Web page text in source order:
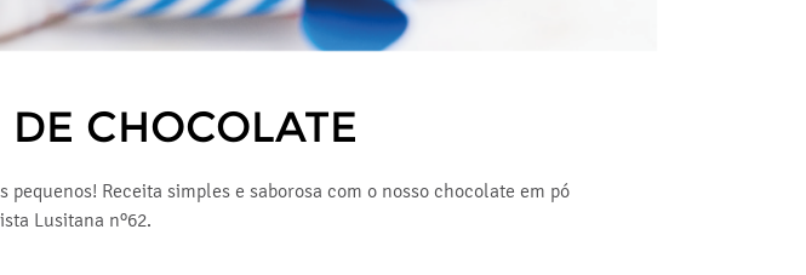
CHOCOLATE
pequenos! Receita simples e saborosa com o nosso chocolate em pó
Lusitana nº62.